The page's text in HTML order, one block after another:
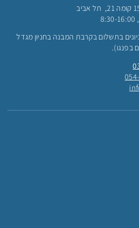
בתשלום בקרבת המבנה בחניון מגדל
בפנגו).